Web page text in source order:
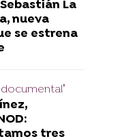
La
nueva
se estrena
documental’
tres